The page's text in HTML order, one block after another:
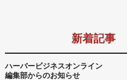
新着記事
ハーバービジネスオンライン
編集部からのお知らせ